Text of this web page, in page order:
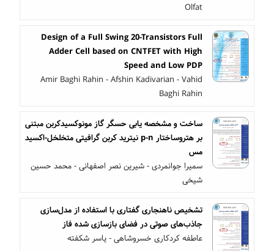
Olfat
Design of a Full Swing 20-Transistors Full
Adder Cell based on CNTFET with High
Speed and Low PDP
Amir Baghi Rahin - Afshin Kadivarian - Vahid
Baghi Rahin
ساخت و مشخصه یابی حسگر گاز مونوکسیدکربن مبتنی
بر هتروساختار p-n نیترید کربن گرافیتی متخلخل-اکسید
مس
سمیرا جوانمردی - شیرین نصر اصفهانی - محمد حسین
شیخی
تشخیص ناهنجاری گفتاری با استفاده از مدل‌سازی
جاذب‌های صوتی در فضای بازسازی شده فاز
عاطفه کردکاری خسروشاهی - یاسر شکفته